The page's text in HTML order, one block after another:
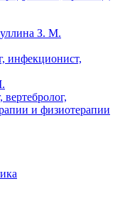
З. М.
инфекционист,
вертебролог,
и физиотерапии